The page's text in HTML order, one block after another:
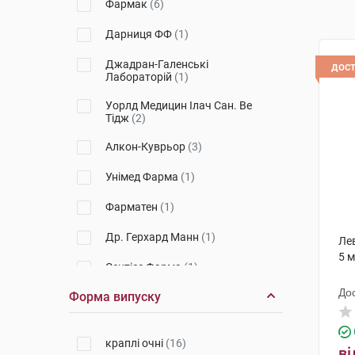
Фармак (6)
Дарниця ФФ (1)
Джадран-Галенські
Лабораторій (1)
Уорлд Медицин Ілач Сан. Ве
Тідж (2)
Алкон-Куврьор (3)
Унімед Фарма (1)
Фарматен (1)
Др. Герхард Манн (1)
Сентісс Фарма (1)
Лаборатуар Юнітер
Форма випуску
краплі очні (16)
5